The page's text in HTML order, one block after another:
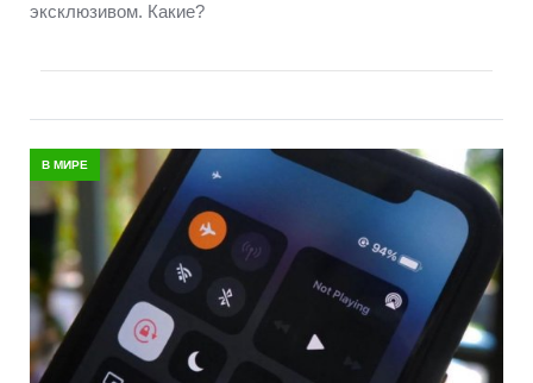
эксклюзивом. Какие?
В МИРЕ